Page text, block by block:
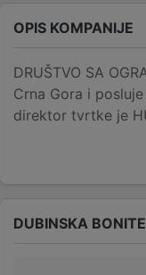
OPIS KOMPANIJE
DRUŠTVO SA
Crna Gora i
direktor tvrtke je
DUBINSKA